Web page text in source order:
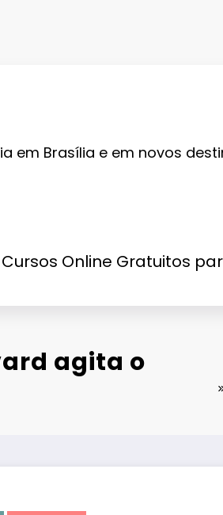
em Brasília e em novos
Cursos Online Gratuitos
agita o